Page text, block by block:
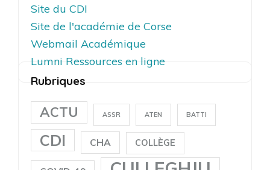
Site du CDI
Site de l'académie de Corse
Webmail Académique
Lumni Ressources en ligne
Rubriques
ACTU ASSR ATEN BATTI
CDI CHA COLLÈGE